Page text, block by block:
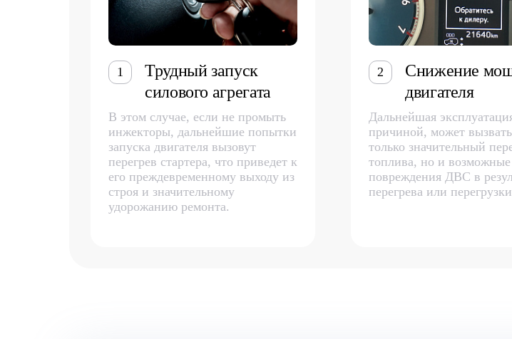
1
Трудный запуск
силового агрегата
В этом случае, если не промыть
инжекторы, дальнейшие попытки
запуска двигателя вызовут
перегрев стартера, что приведет к
его преждевременному выходу из
строя и значительному
удорожанию ремонта.
2
Снижение
двигателя
Дальнейшая
причиной, может
только значительный
топлива, но и возможные
повреждения ДВС в
перегрева или